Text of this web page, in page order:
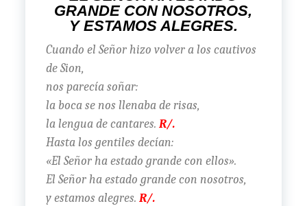
GRANDE CON NOSOTROS,
Y ESTAMOS ALEGRES.
Cuando el Señor hizo volver a los cautivos
de Sion,
nos parecía soñar:
la boca se nos llenaba de risas,
la lengua de cantares. R/.
Hasta los gentiles decían:
«El Señor ha estado grande con ellos».
El Señor ha estado grande con nosotros,
y estamos alegres. R/.